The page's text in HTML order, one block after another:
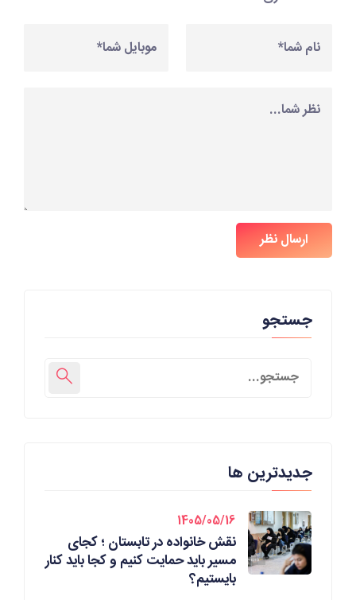
ارسال نظر
جستجو
جدیدترین ها
1405/05/16
نقش خانواده در تابستان ؛ کجای
مسیر باید حمایت کنیم و کجا باید کنار
بایستیم؟